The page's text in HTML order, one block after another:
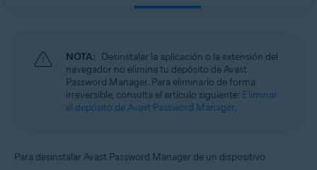
NOTA: Desinstalar la aplicación o la extensión del
navegador no elimina tu depósito de Avast
Password Manager. Para eliminarlo de forma
irreversible, consulta el artículo siguiente: Eliminar
el depósito de Avast Password Manager.
Para desinstalar Avast Password Manager de un dispositivo